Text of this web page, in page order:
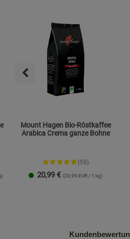
Mount Hagen Bio-Röstkaffee
Arabica Crema ganze Bohne
(55)
20,99 € (20,99 EUR / 1 kg)